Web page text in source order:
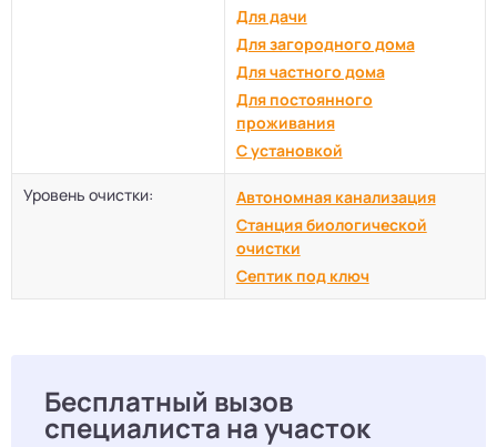
Для дачи
Для загородного дома
Для частного дома
Для постоянного
проживания
С установкой
Уровень очистки:
Автономная канализация
Станция биологической
очистки
Септик под ключ
Бесплатный вызов
специалиста на участок